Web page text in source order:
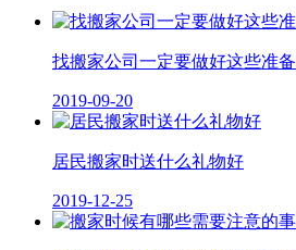
找搬家公司一定要做好这些准备
2019-09-20
居民搬家时送什么礼物好
2019-12-25